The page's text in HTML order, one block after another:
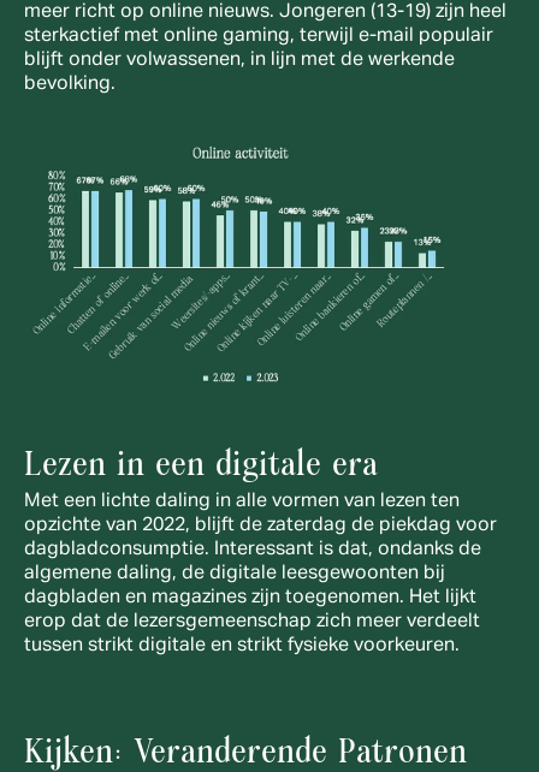
meer richt op online nieuws. Jongeren (13-19) zijn heel
sterkactief met online gaming, terwijl e-mail populair
blijft onder volwassenen, in lijn met de werkende
bevolking.
Lezen in een digitale era
Met een lichte daling in alle vormen van lezen ten
opzichte van 2022, blijft de zaterdag de piekdag voor
dagbladconsumptie. Interessant is dat, ondanks de
algemene daling, de digitale leesgewoonten bij
dagbladen en magazines zijn toegenomen. Het lijkt
erop dat de lezersgemeenschap zich meer verdeelt
tussen strikt digitale en strikt fysieke voorkeuren.
Kijken: Veranderende Patronen